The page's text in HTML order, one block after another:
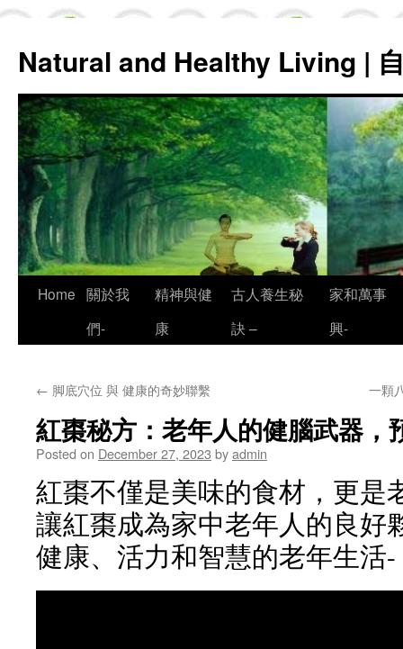
Natural and Healthy Living |
Skip
Home 關於我
們-
精神與健
康
古人養生秘
訣 –
家和萬事
興-
← 脚底穴位 與 健康的奇妙聯繫 一顆
紅棗秘方：老年人的健腦武器，
Posted on December 27, 2023 byadmin
紅棗不僅是美味的食材，更是
讓紅棗成為家中老年人的良好
健康、活力和智慧的老年生活-